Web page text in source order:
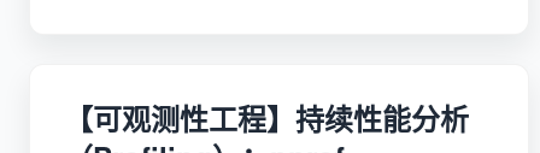
【可观测性工程】持续性能分析